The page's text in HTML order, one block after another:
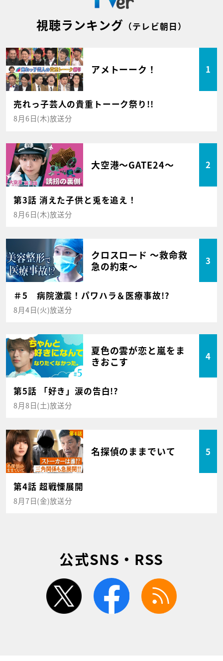
視聴ランキング （テレビ朝日）
アメトーーク！ 1
売れっ子芸人の貴重トーーク祭り!!
8月6日(木)放送分
大空港～GATE24～ 2
第3話 消えた子供と兎を追え！
8月6日(木)放送分
クロスロード ～救命救
急の約束～
3
＃5 病院激震！パワハラ＆医療事故!?
8月4日(火)放送分
夏色の雲が恋と嵐をま
きおこす
4
第5話 「好き」涙の告白!?
8月8日(土)放送分
名探偵のままでいて 5
第4話 超戦慄展開
8月7日(金)放送分
公式SNS・RSS
twitter facebook